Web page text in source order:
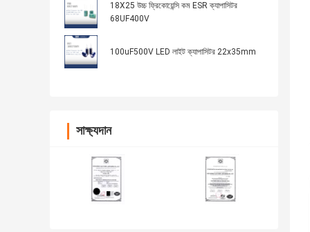
18X25 উচ্চ ফ্রিকোয়েন্সি কম ESR ক্যাপাসিটর
68UF400V
100uF500V LED লাইট ক্যাপাসিটর 22x35mm
সাক্ষ্যদান